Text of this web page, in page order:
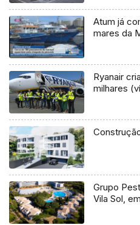
Atum já
mares da
Ryanair
milhares
Grupo
Vila Sol,